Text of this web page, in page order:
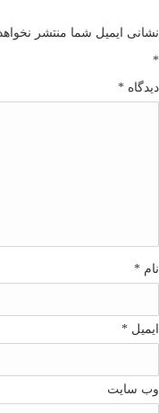
نشانی ایمیل شما منتشر
*
دیدگاه *
نام *
ایمیل *
وب‌ سایت